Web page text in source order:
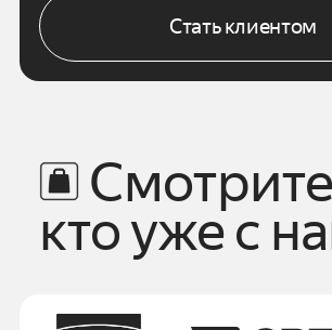
Стать клиентом
кто уже с